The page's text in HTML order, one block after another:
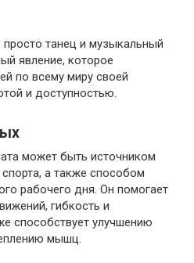
танец и музыкальный
явление, которое
по всему миру своей
и доступностью.
может быть источником
а также способом
рабочего дня. Он помогает
гибкость и
способствует улучшению
мышц.